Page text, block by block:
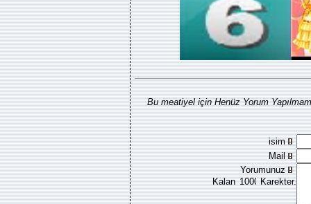
Bu meatiyel için Henüz Yorum
isim
Mail
Yorumunuz
Kalan
Karekter.